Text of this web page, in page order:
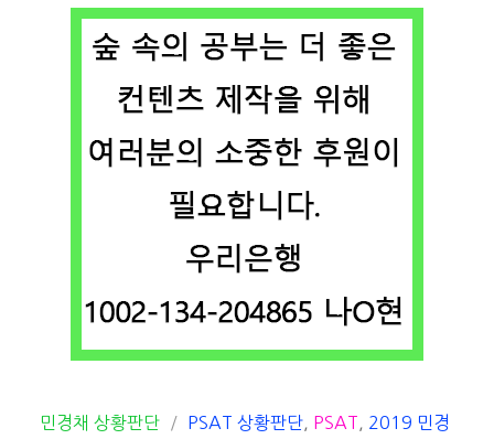
카
민경채 상황판단
태
PSAT 상황판단, PSAT
2019 민경